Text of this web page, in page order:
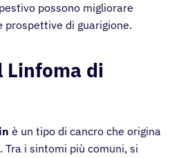
possono migliorare
di guarigione.
Linfoma di
è un tipo di cancro che origina
i sintomi più comuni, si